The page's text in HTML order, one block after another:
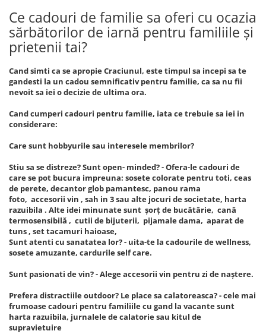
Ce cadouri de familie sa oferi cu ocazia
sărbătorilor de iarnă pentru familiile și
prietenii tai?
Cand simti ca se apropie Craciunul, este timpul sa incepi sa te
gandesti la un cadou semnificativ pentru familie, ca sa nu fii
nevoit sa iei o decizie de ultima ora.
Cand cumperi cadouri pentru familie, iata ce trebuie sa iei in
considerare:
Care sunt hobbyurile sau interesele membrilor?
Stiu sa se distreze? Sunt open- minded? - Ofera-le cadouri de
care se pot bucura impreuna: sosete colorate pentru toti, ceas
de perete, decantor glob pamantesc, panou rama
foto, accesorii vin , sah in 3 sau alte jocuri de societate, harta
razuibila . Alte idei minunate sunt șorț de bucătărie, cană
termosensibilă , cutii de bijuterii, pijamale dama, aparat de
tuns , set tacamuri haioase,
Sunt atenti cu sanatatea lor? - uita-te la cadourile de wellness,
sosete amuzante, cardurile self care.
Sunt pasionati de vin? - Alege accesorii vin pentru zi de naștere.
Prefera distractiile outdoor? Le place sa calatoreasca? - cele mai
frumoase cadouri pentru familiile cu gand la vacante sunt
harta razuibila, jurnalele de calatorie sau kitul de
supravietuire